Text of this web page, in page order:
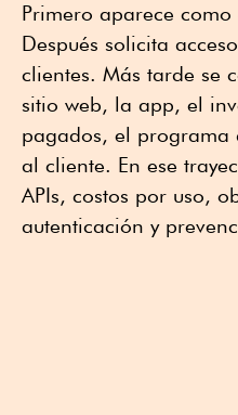
Primero aparece como
Después solicita
clientes. Más tarde se
sitio web, la app, el
pagados, el
al cliente. En ese
APIs, costos por uso,
autenticación y